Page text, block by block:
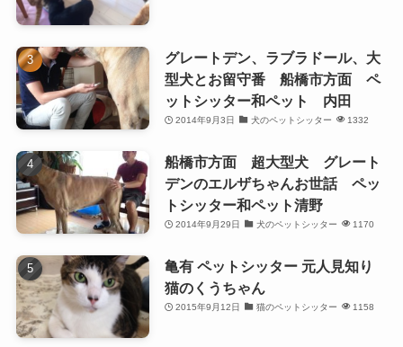
グレートデン、ラブラドール、大
型犬とお留守番 船橋市方面 ペ
ットシッター和ペット 内田
2014年9月3日 犬のペットシッター 1332
船橋市方面 超大型犬 グレート
デンのエルザちゃんお世話 ペッ
トシッター和ペット清野
2014年9月29日 犬のペットシッター 1170
亀有 ペットシッター 元人見知り
猫のくうちゃん
2015年9月12日 猫のペットシッター 1158